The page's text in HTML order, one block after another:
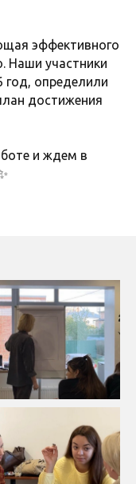
эффективного
Наши участники
год, определили
достижения
и ждем в